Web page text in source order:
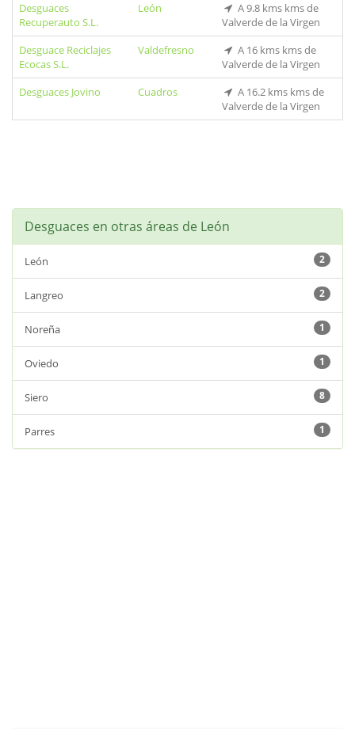
Desguaces
Recuperauto S.L.
León
A 9.8 kms kms de
Valverde de la Virgen
Desguace Reciclajes
Ecocas S.L.
Valdefresno
A 16 kms kms de
Valverde de la Virgen
Desguaces Jovino
Cuadros
A 16.2 kms kms de
Valverde de la Virgen
Desguaces en otras áreas de León
León 2
Langreo 2
Noreña 1
Oviedo 1
Siero 8
Parres 1